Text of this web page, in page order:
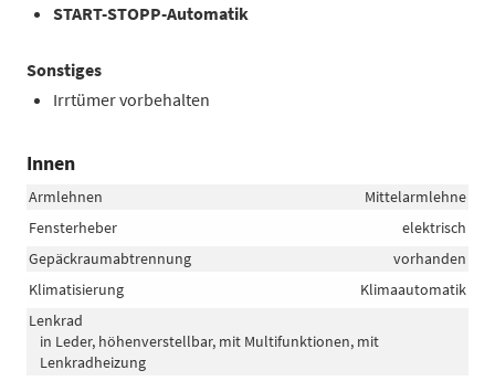
START-STOPP-Automatik
Sonstiges
Irrtümer vorbehalten
Innen
Armlehnen
Mittelarmlehne
Fensterheber
elektrisch
Gepäckraumabtrennung
vorhanden
Klimatisierung
Klimaautomatik
Lenkrad
in Leder, höhenverstellbar, mit Multifunktionen, mit
Lenkradheizung